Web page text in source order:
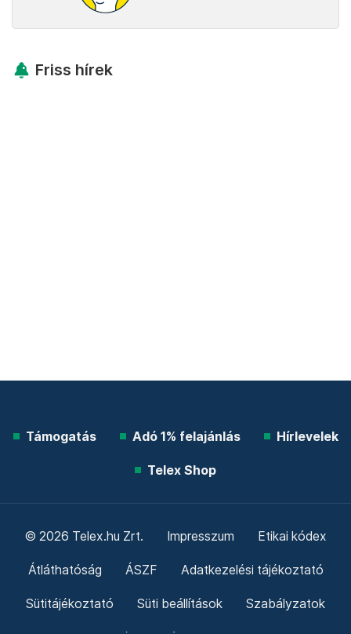
Friss hírek
Támogatás Adó 1% felajánlás Hírlevelek
Telex Shop
© 2026 Telex.hu Zrt. Impresszum Etikai kódex
Átláthatóság ÁSZF Adatkezelési tájékoztató
Sütitájékoztató Süti beállítások Szabályzatok